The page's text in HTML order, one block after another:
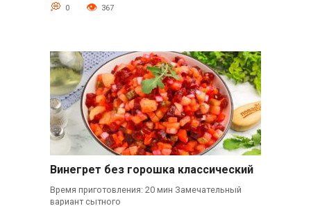
0 367
Винегрет без горошка классический
Время приготовления: 20 мин Замечательный
вариант сытного